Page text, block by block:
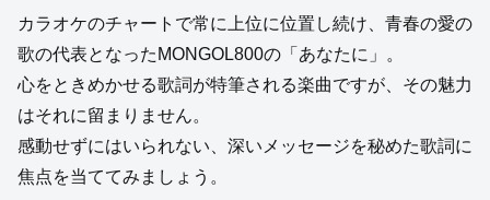
カラオケのチャートで常に上位に位置し続け、青春の愛の
歌の代表となったMONGOL800の「あなたに」。
心をときめかせる歌詞が特筆される楽曲ですが、その魅力
はそれに留まりません。
感動せずにはいられない、深いメッセージを秘めた歌詞に
焦点を当ててみましょう。